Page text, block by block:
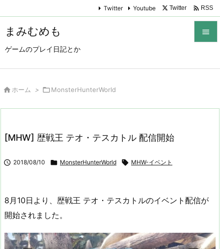
まみむめも
ゲームのプレイ日記とか

Twitter Youtube Twitter  RSS
 ホーム > MonsterHunterWorld
[MHW] 歴戦王 テオ・テスカトル 配信開始
 2018/08/10  MonsterHunterWorld  MHW-イベント
8月10日より、歴戦王 テオ・テスカトルのイベント配信が
開始されました。